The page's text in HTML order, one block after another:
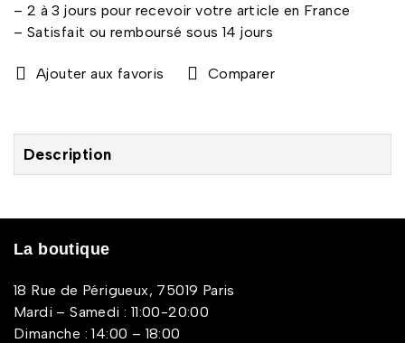
– 2 à 3 jours pour recevoir votre article en France
– Satisfait ou remboursé sous 14 jours
Comparer
Description
La boutique
18 Rue de Périgueux, 75019 Paris
Mardi – Samedi : 11:00-20:00
Dimanche : 14:00 – 18:00